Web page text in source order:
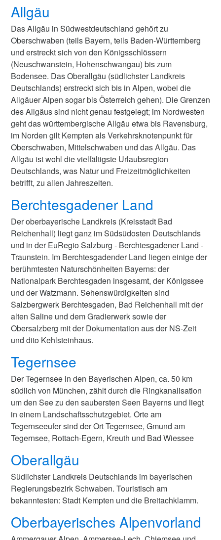
Allgäu
Das Allgäu in Südwestdeutschland gehört zu
Oberschwaben (teils Bayern, teils Baden-Württemberg
und erstreckt sich von den Königsschlössern
(Neuschwanstein, Hohenschwangau) bis zum
Bodensee. Das Oberallgäu (südlichster Landkreis
Deutschlands) erstreckt sich bis in Alpen, wobei die
Allgäuer Alpen sogar bis Österreich gehen). Die Grenzen
des Allgäus sind nicht genau festgelegt; im Nordwesten
geht das württembergische Allgäu etwa bis Ravensburg,
im Norden gilt Kempten als Verkehrsknotenpunkt für
Oberschwaben, Mittelschwaben und das Allgäu. Das
Allgäu ist wohl die vielfältigste Urlaubsregion
Deutschlands, was Natur und Freizeitmöglichkeiten
betrifft, zu allen Jahreszeiten.
Berchtesgadener Land
Der oberbayerische Landkreis (Kreisstadt Bad
Reichenhall) liegt ganz im Südsüdosten Deutschlands
und in der EuRegio Salzburg - Berchtesgadener Land -
Traunstein. Im Berchtesgadender Land liegen einige der
berühmtesten Naturschönheiten Bayerns: der
Nationalpark Berchtesgaden insgesamt, der Königssee
und der Watzmann. Sehenswürdigkeiten sind
Salzbergwerk Berchtesgaden, Bad Reichenhall mit der
alten Saline und dem Gradierwerk sowie der
Obersalzberg mit der Dokumentation aus der NS-Zeit
und dito Kehlsteinhaus.
Tegernsee
Der Tegernsee in den Bayerischen Alpen, ca. 50 km
südlich von München, zählt durch die Ringkanalisation
um den See zu den saubersten Seen Bayerns und liegt
in einem Landschaftsschutzgebiet. Orte am
Tegernseeufer sind der Ort Tegernsee, Gmund am
Tegernsee, Rottach-Egern, Kreuth und Bad Wiessee
Oberallgäu
Südlichster Landkreis Deutschlands im bayerischen
Regierungsbezirk Schwaben. Touristisch am
bekanntesten: Stadt Kempten und die Breitachklamm.
Oberbayerisches Alpenvorland